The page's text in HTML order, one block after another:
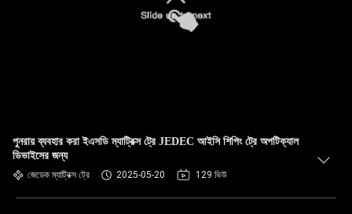
পুনরায় ব্যবহার করা ইএসডি ম্যাট্রিক্স ট্রে JEDEC আইসি শিপিং ট্রে অপটিক্যাল
ডিভাইসের জন্য
জেডেক ম্যাট্রিক্স ট্রে 2025-05-20 129 ভিউ